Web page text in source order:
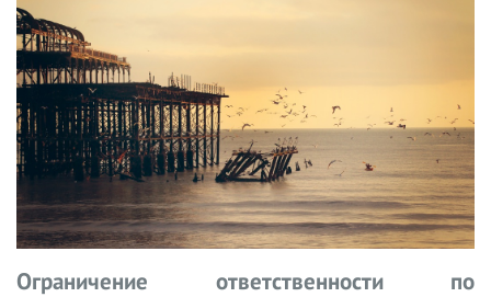
Ограничение ответственности по